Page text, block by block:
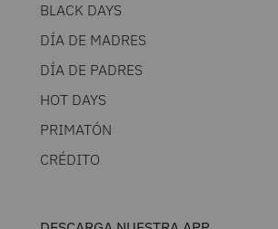
BLACK DAYS
DÍA DE MADRES
DÍA DE PADRES
HOT DAYS
PRIMATÓN
CRÉDITO